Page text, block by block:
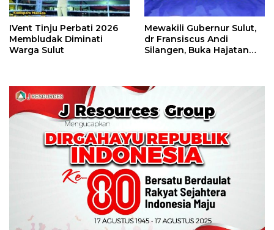
IVent Tinju Perbati 2026
Membludak Diminati
Warga Sulut
Mewakili Gubernur Sulut,
dr Fransiscus Andi
Silangen, Buka Hajatan